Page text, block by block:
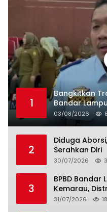
1
Bangkitkan
Bandar
03/08/2026
2
Diduga
Serahkan Diri
30/07/2026
3
BPBD Bandar
Kemarau,
31/07/2026 18